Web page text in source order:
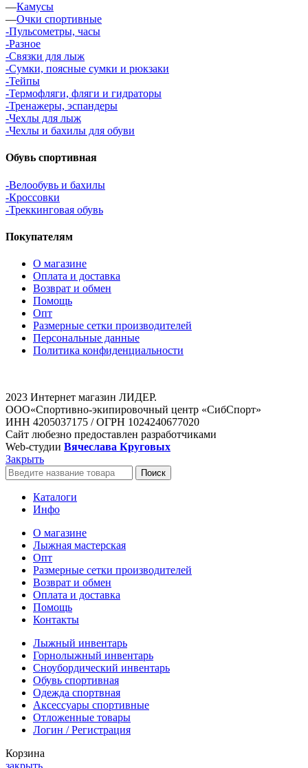
—Камусы
—Очки спортивные
-Пульсометры, часы
-Разное
-Связки для лыж
-Сумки, поясные сумки и рюкзаки
-Тейпы
-Термофляги, фляги и гидраторы
-Тренажеры, эспандеры
-Чехлы для лыж
-Чехлы и бахилы для обуви
Обувь спортивная
-Велообувь и бахилы
-Кроссовки
-Треккинговая обувь
Покупателям
О магазине
Оплата и доставка
Возврат и обмен
Помощь
Опт
Размерные сетки производителей
Персональные данные
Политика конфиденциальности
2023 Интернет магазин ЛИДЕР.
ООО«Спортивно-экипировочный центр «СибСпорт»
ИНН 4205037175 / ОГРН 1024240677020
Сайт любезно предоставлен разработчиками
Web-студии Вячеслава Круговых
Закрыть
Поиск
Каталоги
Инфо
О магазине
Лыжная мастерская
Опт
Размерные сетки производителей
Возврат и обмен
Оплата и доставка
Помощь
Контакты
Лыжный инвентарь
Горнолыжный инвентарь
Сноубордический инвентарь
Обувь спортивная
Одежда спортвная
Аксессуары спортивные
Отложенные товары
Логин / Регистрация
Корзина